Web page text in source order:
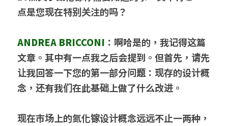
点是您现在特别关注的吗？
ANDREA BRICCONI ：啊哈是的，我记得这篇
文章。其中有一点我之后会提到。但首先，请先
让我回答一下您的第一部分问题：现存的设计概
念，还有我们在此基础上做了什么改进。
现在市场上的氮化镓设计概念远远不止一两种，